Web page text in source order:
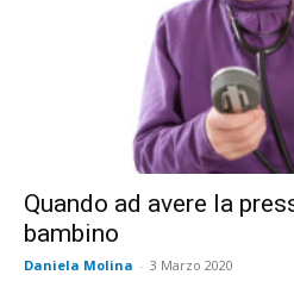
Quando ad avere la
bambino
Daniela Molina - 3 Marzo 2020